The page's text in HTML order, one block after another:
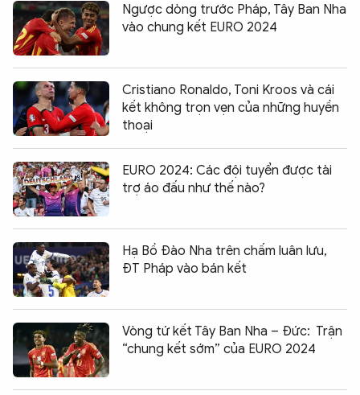
Ngược dòng trước Pháp, Tây Ban Nha
vào chung kết EURO 2024
Cristiano Ronaldo, Toni Kroos và cái
kết không trọn vẹn của những huyền
thoại
EURO 2024: Các đội tuyển được tài
trợ áo đấu như thế nào?
Hạ Bồ Đào Nha trên chấm luân lưu,
ĐT Pháp vào bán kết
Vòng tứ kết Tây Ban Nha – Đức: Trận
“chung kết sớm” của EURO 2024